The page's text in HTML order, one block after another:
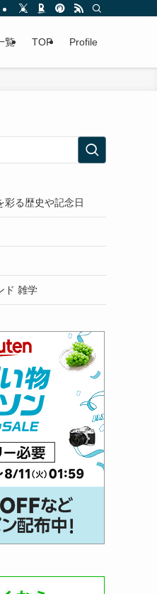
覧 TOP Profile
彩る歴史や記念日
ド 雑学